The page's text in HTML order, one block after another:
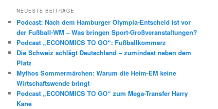
h
n
NEUESTE BEITRÄGE
Podcast: Nach dem Hamburger Olympia-Entscheid ist vor
der Fußball-WM – Was bringen Sport-Großveranstaltungen?
Podcast „ECONOMICS TO GO“: Fußballkommerz
Die Schweiz schlägt Deutschland – zumindest neben dem
Platz
Mythos Sommermärchen: Warum die Heim-EM keine
Wirtschaftswende bringt
Podcast „ECONOMICS TO GO“ zum Mega-Transfer Harry
Kane